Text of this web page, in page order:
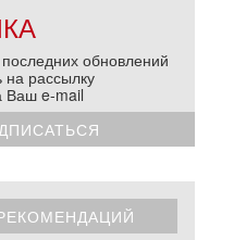
последних обновлений
рассылку
Ваш e-mail